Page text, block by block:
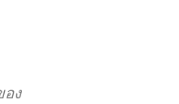
อง